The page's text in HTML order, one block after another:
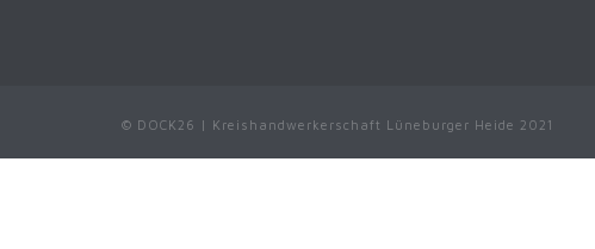
© DOCK26 | Kreishandwerkerschaft Lüneburger Heide 2021